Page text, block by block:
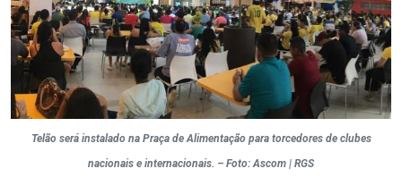
Telão será instalado na Praça de Alimentação para torcedores de clubes
nacionais e internacionais. – Foto: Ascom | RGS